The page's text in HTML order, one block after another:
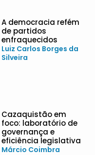
A democracia refém
de partidos
enfraquecidos
Luiz Carlos Borges da
Silveira
Cazaquistão em
foco: laboratório de
governança e
eficiência legislativa
Márcio Coimbra